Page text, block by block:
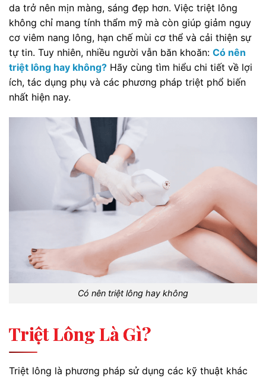
da trở nên mịn màng, sáng đẹp hơn. Việc triệt lông
không chỉ mang tính thẩm mỹ mà còn giúp giảm nguy
cơ viêm nang lông, hạn chế mùi cơ thể và cải thiện sự
tự tin. Tuy nhiên, nhiều người vẫn băn khoăn: Có nên
triệt lông hay không? Hãy cùng tìm hiểu chi tiết về lợi
ích, tác dụng phụ và các phương pháp triệt phổ biến
nhất hiện nay.
Có nên triệt lông hay không
Triệt Lông Là Gì?
Triệt lông là phương pháp sử dụng các kỹ thuật khác